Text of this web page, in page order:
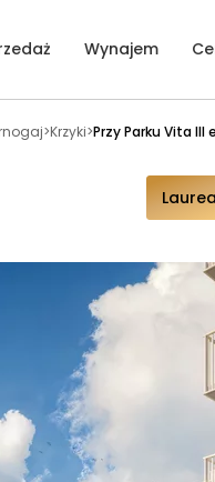
Wynajem
>Krzyki>Przy Parku Vita